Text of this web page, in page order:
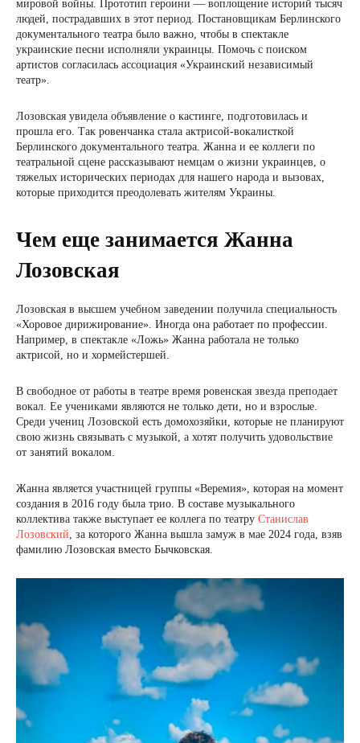
мировой войны. Прототип героини — воплощение историй тысяч
людей, пострадавших в этот период. Постановщикам Берлинского
документального театра было важно, чтобы в спектакле
украинские песни исполняли украинцы. Помочь с поиском
артистов согласилась ассоциация «Украинский независимый
театр».
Лозовская увидела объявление о кастинге, подготовилась и
прошла его. Так ровенчанка стала актрисой-вокалисткой
Берлинского документального театра. Жанна и ее коллеги по
театральной сцене рассказывают немцам о жизни украинцев, о
тяжелых исторических периодах для нашего народа и вызовах,
которые приходится преодолевать жителям Украины.
Чем еще занимается Жанна
Лозовская
Лозовская в высшем учебном заведении получила специальность
«Хоровое дирижирование». Иногда она работает по профессии.
Например, в спектакле «Ложь» Жанна работала не только
актрисой, но и хормейстершей.
В свободное от работы в театре время ровенская звезда преподает
вокал. Ее учениками являются не только дети, но и взрослые.
Среди учениц Лозовской есть домохозяйки, которые не планируют
свою жизнь связывать с музыкой, а хотят получить удовольствие
от занятий вокалом.
Жанна является участницей группы «Веремия», которая на момент
создания в 2016 году была трио. В составе музыкального
коллектива также выступает ее коллега по театру Станислав
Лозовский, за которого Жанна вышла замуж в мае 2024 года, взяв
фамилию Лозовская вместо Бычковская.